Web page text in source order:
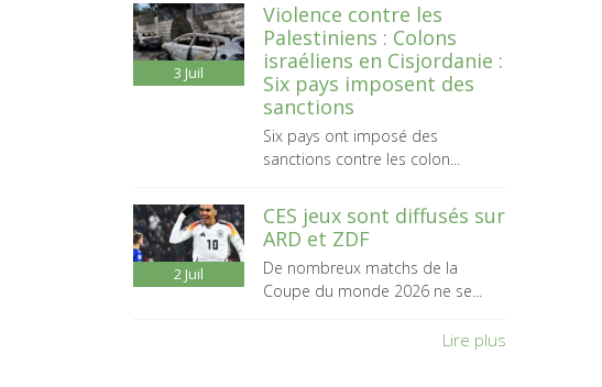
3 Juil
Violence contre les
Palestiniens : Colons
israéliens en Cisjordanie :
Six pays imposent des
sanctions
Six pays ont imposé des
sanctions contre les colon...
2 Juil
CES jeux sont diffusés sur
ARD et ZDF
De nombreux matchs de la
Coupe du monde 2026 ne se...
Lire plus